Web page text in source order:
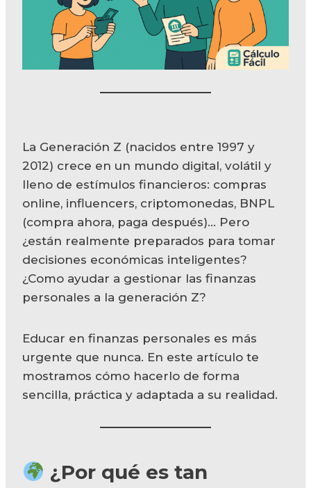
La Generación Z (nacidos entre 1997 y
2012) crece en un mundo digital, volátil y
lleno de estímulos financieros: compras
online, influencers, criptomonedas, BNPL
(compra ahora, paga después)… Pero
¿están realmente preparados para tomar
decisiones económicas inteligentes?
¿Como ayudar a gestionar las finanzas
personales a la generación Z?
Educar en finanzas personales es más
urgente que nunca. En este artículo te
mostramos cómo hacerlo de forma
sencilla, práctica y adaptada a su realidad.
¿Por qué es tan